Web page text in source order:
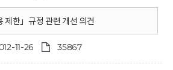
제한」규정 관련 개선 의견
11-26 35867